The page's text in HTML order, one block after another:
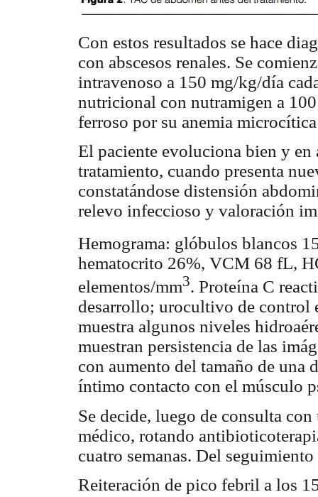
Con estos resultados se hace
con abscesos renales. Se
intravenoso a 150 mg/kg/día
nutricional con nutramigen a
ferroso por su anemia
El paciente evoluciona bien y
tratamiento, cuando presenta
constatándose distensión
relevo infeccioso y valoración
Hemograma: glóbulos blancos
hematocrito 26%, VCM 68 fL,
elementos/mm3. Proteína C
desarrollo; urocultivo de control
muestra algunos niveles
muestran persistencia de las
con aumento del tamaño de una
íntimo contacto con el músculo
Se decide, luego de consulta
médico, rotando
cuatro semanas. Del
Reiteración de pico febril a los